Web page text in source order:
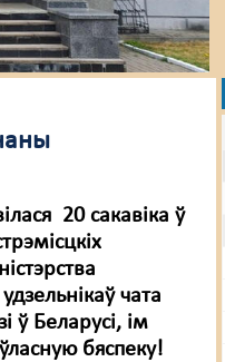
20 сакавіка ў
чата
ў Беларусі, ім
бяспеку!